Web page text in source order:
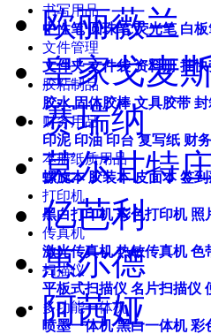
书写用品
中性笔 圆珠笔 荧光笔 白
文件管理
文件夹 文件袋 资料册 挂快
胶粘制品
胶水 固体胶棒 文具胶带 封
财务用品
印泥 印油 印台 复写纸 财
本册纸质用品
螺旋本 胶装本 皮面本 签到
打印机
黑白打印机 彩色打印机 照
传真机
激光传真机 热敏传真机 色
扫描仪
平板式扫描仪 名片扫描仪
多功能一体机
喷墨一体机 黑白一体机 彩
欧丽薇兰
皇家戈麦
赛瑞纳
莫尔甘特
亿芭利
惠尔德
阿茜娅